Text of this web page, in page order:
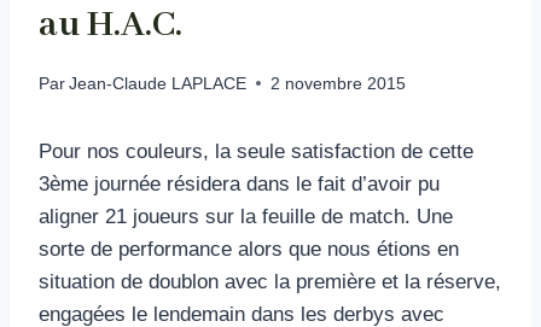
au H.A.C.
Par Jean-Claude LAPLACE 2 novembre 2015
Pour nos couleurs, la seule satisfaction de cette
3ème journée résidera dans le fait d’avoir pu
aligner 21 joueurs sur la feuille de match. Une
sorte de performance alors que nous étions en
situation de doublon avec la première et la réserve,
engagées le lendemain dans les derbys avec